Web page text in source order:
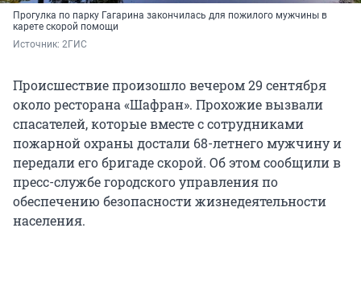
Прогулка по парку Гагарина закончилась для пожилого мужчины в
карете скорой помощи
Источник: 2ГИС
Происшествие произошло вечером 29 сентября
около ресторана «Шафран». Прохожие вызвали
спасателей, которые вместе с сотрудниками
пожарной охраны достали 68-летнего мужчину и
передали его бригаде скорой. Об этом сообщили в
пресс-службе городского управления по
обеспечению безопасности жизнедеятельности
населения.